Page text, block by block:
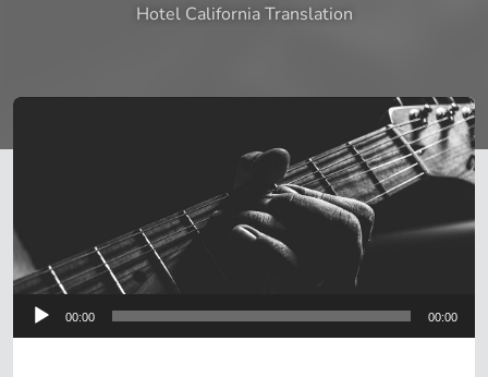
Hotel California Translation
音
00:00 00:00